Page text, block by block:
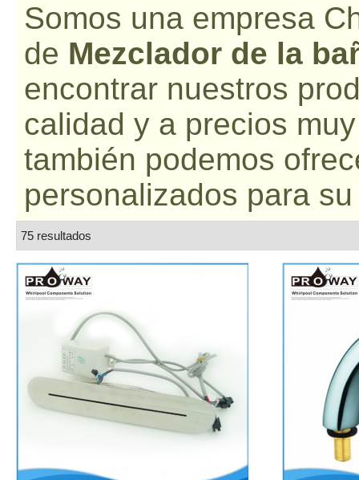
Somos una empresa
de Mezclador de la
encontrar nuestros
calidad y a precios
también podemos
personalizados para
75 resultados